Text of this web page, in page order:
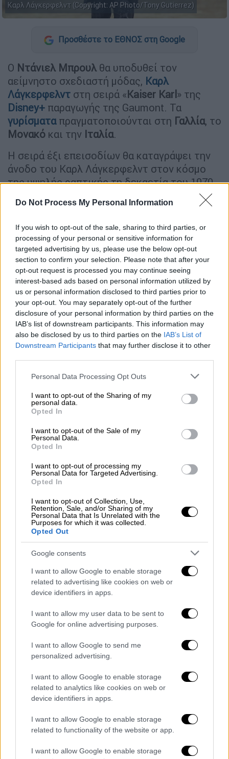
Do Not Process My Personal Information
If you wish to opt-out of the sale, sharing to third parties, or
processing of your personal or sensitive information for
targeted advertising by us, please use the below opt-out
section to confirm your selection. Please note that after your
opt-out request is processed you may continue seeing
interest-based ads based on personal information utilized by
us or personal information disclosed to third parties prior to
your opt-out. You may separately opt-out of the further
disclosure of your personal information by third parties on the
IAB’s list of downstream participants. This information may
also be disclosed by us to third parties on the IAB’s List of
Downstream Participants that may further disclose it to other
Please note that this website/app uses one or more Google
not limited to your visit or usage behaviour. You may click to
grant or deny consent to Google and its third-party tags to
use your data for below specified purposes in below Google
consent section.
Personal Data Processing Opt Outs
I want to opt-out of the Sharing of my
personal data.
Opted In
I want to opt-out of the Sale of my
Personal Data.
Opted In
I want to opt-out of processing my
Personal Data for Targeted Advertising.
Opted In
I want to opt-out of Collection, Use,
Retention, Sale, and/or Sharing of my
Personal Data that Is Unrelated with the
Purposes for which it was collected.
Opted Out
Google consents
I want to allow Google to enable storage
related to advertising like cookies on web or
device identifiers in apps.
I want to allow my user data to be sent to
Google for online advertising purposes.
I want to allow Google to send me
personalized advertising.
I want to allow Google to enable storage
related to analytics like cookies on web or
device identifiers in apps.
I want to allow Google to enable storage
related to functionality of the website or app.
I want to allow Google to enable storage
Καρλ Λάγκερφελντ (Copyright: AP Photo/Tony Gutierrez)
Προσθέστε το ΕΘΝΟΣ στη Google
Ο Ντάνιελ Μπρουλ θα υποδυθεί τον
αείμνηστο σχεδιαστή μόδας, Καρλ
Λάγκερφελντ στη σειρά «Kaiser Karl » της
Disney+ παραγωγής της Gaumont. Τα
γυρίσματαπραγματοποιούνται στη Γαλλία, το
Μονακό και την Ιταλία.
Η σειρά έξι επεισοδίων θα καταγράψει την
άνοδο του Καρλ Λάγκερφελντ στον κόσμο
της υψηλής ραπτικής τη δεκαετία του 1970
και θα διερευνήσει επίσης την αντιπαλότητά
του με τον συνεργάτη του Ιβ Σεν Λοράν, Πιερ
Μπερζέ, καθώς και την ιστορία αγάπης με
τονΖακ Ντε Μπάσερ.
Το 1972, ο 38χρονος Καρλ Λάγκερφελντ
φιλοδοξούσε να γίνει ο πιο διάσημος
σχεδιαστής μόδας στη Γαλλία σε μια εποχή
που ο Ιβ Σεν Λοράν κυριαρχούσε. Ο
Λάγκερφλεντ έγινε επικεφαλής σχεδιαστής
και διευθυντής δημιουργικού των οίκων
Chanel, Fendiκαι του δικού του brand.
Ο Γάλλος σκηνοθέτης Ζερόμ Σαλ, δημιουργός
των ταινιών «
Kompromat », «
The
», θα είναι, σύμφωνα με το
Variety, ο «καλλιτεχνικός ιθύνων νους» πίσω
από τη σειρά και πρόκειται να σκηνοθετήσει
σκηνοθέτης Όντρεϊ Εστρούγκο θα
σκηνοθετήσει τ' άλλα τρία.
Δημιουργοί της σειράς «Kaiser Karl» είναι οι
Άισαρ Πισάνι - Φέρι, Τζένιφερ Χαβ
Ράφαελ Μπακέ, συγγραφέας βιογραφίας του
Καρλ Λάγκερφελντ. Ο Ντάνιελ Μπρουλ, από
τους σημαντικότερους, διεθνώς
αναγνωρισμένους, σταρ της Γερμανίας, θα
πρωταγωνιστήσει στη σειρά μαζί με τους
Άλεξ
Λουτζ.
Στη σειρά «Kaiser Karl» θα συμμετάσχουν
περισσότεροι από 2.200 βοηθητικοί
ηθοποιοί, θα χρησιμοποιηθούν40
διαφορετικά σκηνικά και περίπου 3.000
κοστούμια, 160 από τα οποία θα
Disney+.
ΟΛΕΣ ΟΙ ΕΙΔΗΣΕΙΣ
Τέμπη: Σε τι απάντησε και σε τι όχι ο
Γεραπετρίτης – Οι «γκρίζες» ζώνες, οι
κυβερνητικές καθυστερήσεις και η